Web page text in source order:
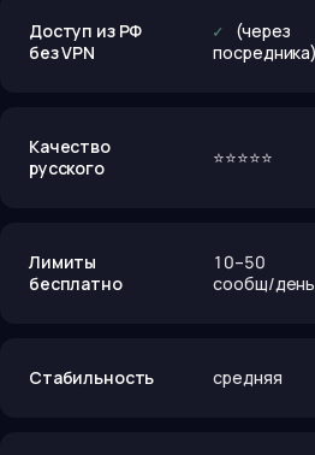
Доступ из РФ
без VPN
✓ (через
посредника)
Качество
русского
⭐⭐⭐⭐⭐
Лимиты
бесплатно
10–50
сообщ/день
Стабильность средняя